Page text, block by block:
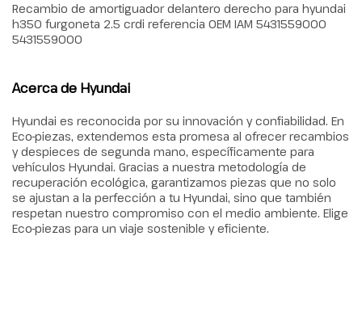
Recambio de amortiguador delantero derecho para hyundai
h350 furgoneta 2.5 crdi referencia OEM IAM 5431559000
5431559000
Acerca de Hyundai
Hyundai es reconocida por su innovación y confiabilidad. En
Eco-piezas, extendemos esta promesa al ofrecer recambios
y despieces de segunda mano, específicamente para
vehículos Hyundai. Gracias a nuestra metodología de
recuperación ecológica, garantizamos piezas que no solo
se ajustan a la perfección a tu Hyundai, sino que también
respetan nuestro compromiso con el medio ambiente. Elige
Eco-piezas para un viaje sostenible y eficiente.